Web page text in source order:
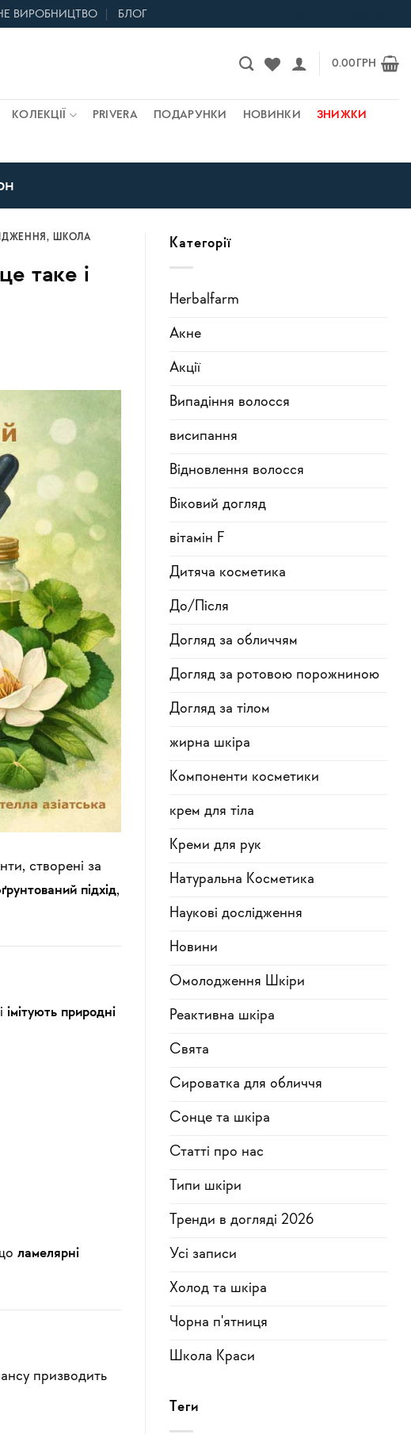
ВИРОБНИЦТВО БЛОГ
0.00 ГРН
КОЛЕКЦІЇ PRIVERA ПОДАРУНКИ НОВИНКИ ЗНИЖКИ
, ШКОЛА
таке і
створені за
підхід,
імітують природні
ламелярні
призводить
Категорії
Herbalfarm
Акне
Акції
Випадіння волосся
висипання
Відновлення волосся
Віковий догляд
вітамін F
Дитяча косметика
До/Після
Догляд за обличчям
Догляд за ротовою порожниною
Догляд за тілом
жирна шкіра
Компоненти косметики
крем для тіла
Креми для рук
Натуральна Косметика
Наукові дослідження
Новини
Омолодження Шкіри
Реактивна шкіра
Свята
Сироватка для обличчя
Сонце та шкіра
Статті про нас
Типи шкіри
Тренди в догляді 2026
Усi записи
Холод та шкіра
Чорна п'ятниця
Школа Краси
Теги